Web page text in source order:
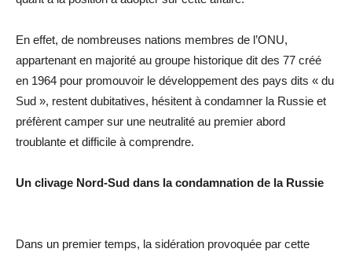
En effet, de nombreuses nations membres de l’ONU,
appartenant en majorité au groupe historique dit des 77 créé
en 1964 pour promouvoir le développement des pays dits « du
Sud », restent dubitatives, hésitent à condamner la Russie et
préfèrent camper sur une neutralité au premier abord
troublante et difficile à comprendre.
Un clivage Nord-Sud dans la condamnation de la Russie
Dans un premier temps, la sidération provoquée par cette